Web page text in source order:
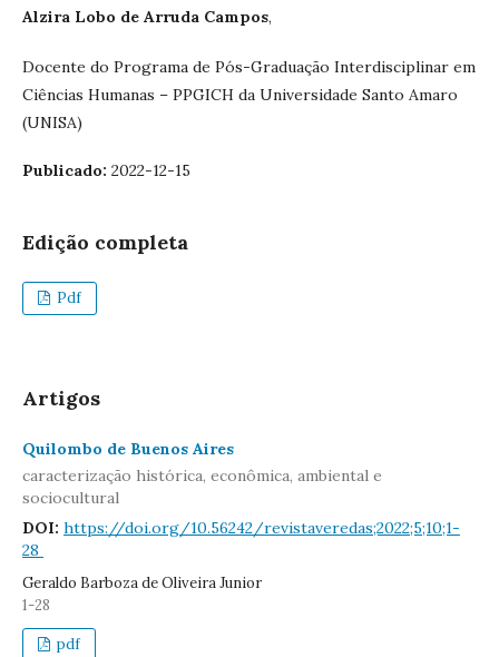
Alzira Lobo de Arruda Campos,
Docente do Programa de Pós-Graduação Interdisciplinar em
Ciências Humanas – PPGICH da Universidade Santo Amaro
(UNISA)
Publicado: 2022-12-15
Edição completa
Pdf
Artigos
Quilombo de Buenos Aires
caracterização histórica, econômica, ambiental e
sociocultural
DOI: https://doi.org/10.56242/revistaveredas;2022;5;10;1-
28
Geraldo Barboza de Oliveira Junior
1-28
pdf